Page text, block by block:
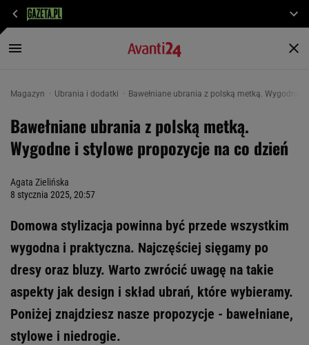
Magazyn Ubrania i dodatki Bawełniane ubrania z polską metką. Wygodne
Bawełniane ubrania z polską metką.
Wygodne i stylowe propozycje na co dzień
Agata Zielińska
8 stycznia 2025, 20:57
Domowa stylizacja powinna być przede wszystkim
wygodna i praktyczna. Najczęściej sięgamy po
dresy oraz bluzy. Warto zwrócić uwagę na takie
aspekty jak design i skład ubrań, które wybieramy.
Poniżej znajdziesz nasze propozycje - bawełniane,
stylowe i niedrogie.